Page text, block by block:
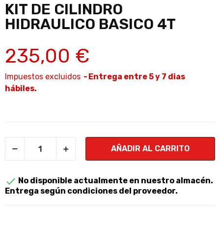
KIT DE CILINDRO
HIDRAULICO BASICO 4T
235,00 €
Impuestos excluidos
Entrega entre 5 y 7 dias
hábiles.
AÑADIR AL CARRITO
 No disponible actualmente en nuestro almacén.
Entrega según condiciones del proveedor.